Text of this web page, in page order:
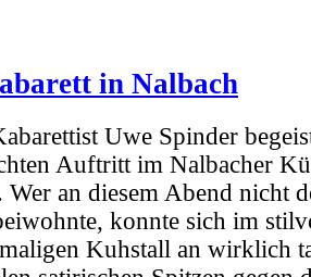
in Nalbach
Uwe Spinder
Auftritt im Nalbacher
Wer an diesem Abend nicht
konnte sich im
Kuhstall an wirklich